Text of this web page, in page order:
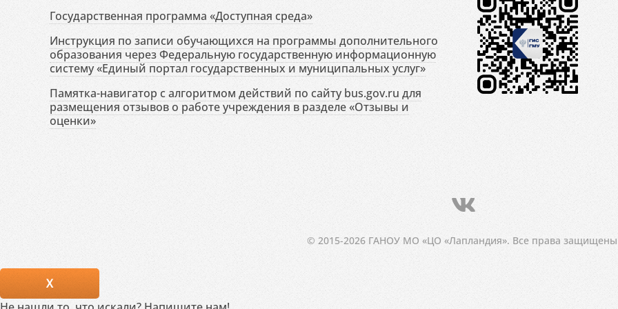
Государственная программа «Доступная среда»
Инструкция по записи обучающихся на программы дополнительного
образования через Федеральную государственную информационную
систему «Единый портал государственных и муниципальных услуг»
Памятка-навигатор с алгоритмом действий по сайту bus.gov.ru для
размещения отзывов о работе учреждения в разделе «Отзывы и
оценки»
© 2015-2026 ГАНОУ МО «ЦО «Лапландия». Все права
X